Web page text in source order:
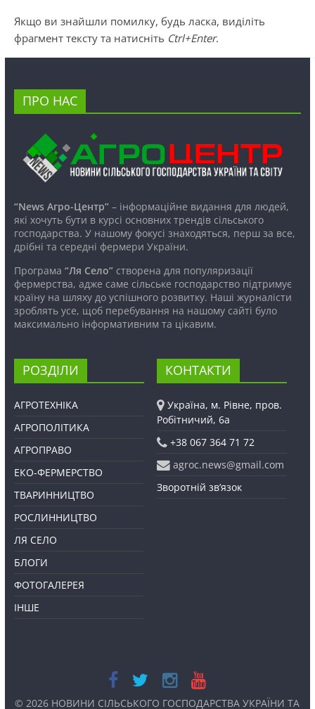
Якщо ви знайшли помилку, будь ласка, виділіть
фрагмент тексту та натисніть Ctrl+Enter.
ПРО НАС
“News Агро-Центр”– інформаційне видання для людей,
які хочуть бути в курсі основних трендів сільського
господарства. У нашому фокусі знаходяться, перш за все,
дрібні та середні фермери України.
Програма “Ля Село”створена для популяризації
фермерства, адже саме сільське господарство підтримує
країну на шляху до успішного розвитку. Наші журналісти
зроблять усе, щоб перебування на нашому сайті було
максимально інформативним та цікавим.
РОЗДІЛИ
АГРОТЕХНІКА
АГРОПОЛІТИКА
АГРОПРАВО
ЕКО-ФЕРМЕРСТВО
ТВАРИННИЦТВО
РОСЛИННИЦТВО
ЛЯ СЕЛО
БЛОГИ
ФОТОГАЛЕРЕЯ
ІНШЕ
КОНТАКТИ
Україна, м. Рівне, пров.
Робітничий, 6а
+38 067 364 71 72
agroc.news@gmail.com
Зворотній зв’язок
© 2026 НОВИНИ СІЛЬСЬКОГО ГОСПОДАРСТВА УКРАЇНИ ТА